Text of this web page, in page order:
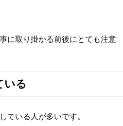
に取り掛かる前後にとても注意
いる
ている人が多いです。